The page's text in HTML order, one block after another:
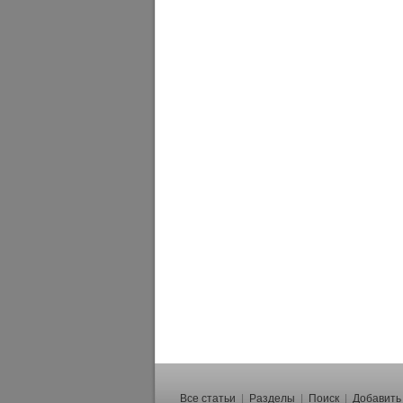
Все статьи Разделы Поиск